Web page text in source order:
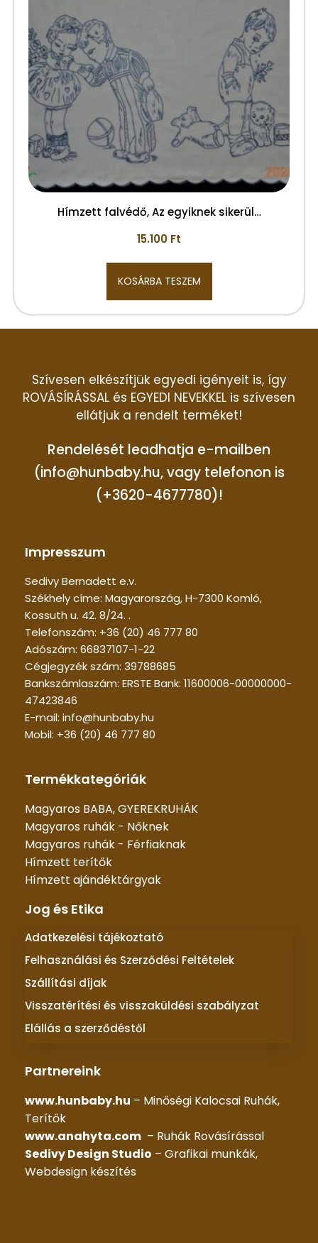
Hímzett falvédő, Az egyiknek sikerül…
15.100 Ft
KOSÁRBA TESZEM
Szívesen elkészítjük egyedi igényeit is, így
ROVÁSÍRÁSSAL és EGYEDI NEVEKKEL is szívesen
ellátjuk a rendelt terméket!
Rendelését leadhatja e-mailben
(info@hunbaby.hu, vagy telefonon is
(+3620-4677780)!
Impresszum
Sedivy Bernadett e.v.
Székhely címe: Magyarország, H-7300 Komló,
Kossuth u. 42. 8/24. .
Telefonszám: +36 (20) 46 777 80
Adószám: 66837107-1-22
Cégjegyzék szám: 39788685
Bankszámlaszám: ERSTE Bank: 11600006-00000000-
47423846
E-mail: info@hunbaby.hu
Mobil: +36 (20) 46 777 80
Termékkategóriák
Magyaros BABA, GYEREKRUHÁK
Magyaros ruhák - Nőknek
Magyaros ruhák - Férfiaknak
Hímzett terítők
Hímzett ajándéktárgyak
Jog és Etika
Adatkezelési tájékoztató
Felhasználási és Szerződési Feltételek
Szállítási díjak
Visszatérítési és visszaküldési szabályzat
Elállás a szerződéstől
Partnereink
www.hunbaby.hu – Minőségi Kalocsai Ruhák,
Terítők
www.anahyta.com – Ruhák Rovásírással
Sedivy Design Studio – Grafikai munkák,
Webdesign készítés